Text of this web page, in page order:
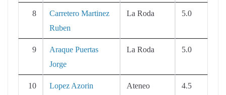
8
Carretero Martinez
Ruben
La Roda 5.0
9
Araque Puertas
Jorge
La Roda 5.0
10
Lopez Azorin
Ateneo 4.5